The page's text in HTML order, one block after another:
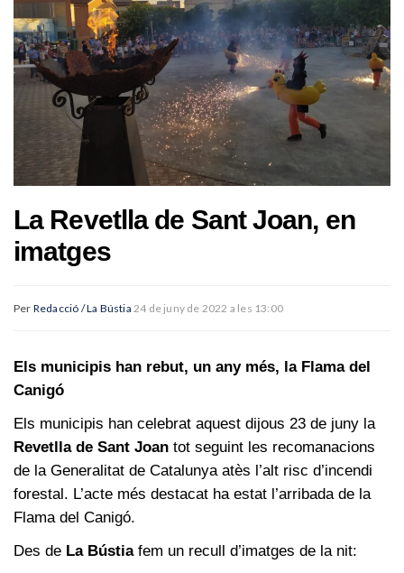
La Revetlla de Sant Joan, en
imatges
Per Redacció / La Bústia 24 de juny de 2022 a les 13:00
Els municipis han rebut, un any més, la Flama del
Canigó
Els municipis han celebrat aquest dijous 23 de juny la
Revetlla de Sant Joan tot seguint les recomanacions
de la Generalitat de Catalunya atès l’alt risc d’incendi
forestal. L’acte més destacat ha estat l’arribada de la
Flama del Canigó.
Des de La Bústiafem un recull d’imatges de la nit: